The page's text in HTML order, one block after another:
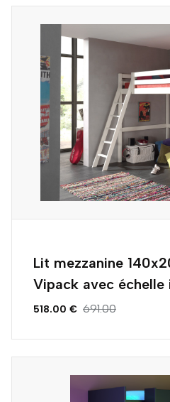
Lit mezzanine
Vipack avec échelle
518.00 € 691.00